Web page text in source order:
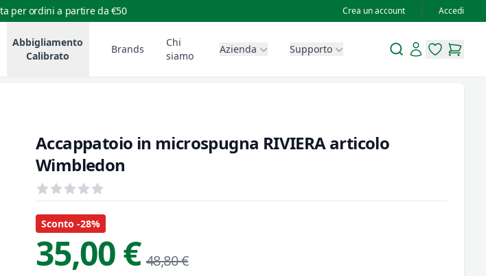
per ordini a partire da €50 Crea un account Accedi
Abbigliamento
Calibrato
Brands
Chi
siamo
Azienda Supporto SearchAccount
items in
items
Accappatoio in microspugna RIVIERA articolo
Wimbledon
Recensioni
out of 5 stars
Informazioni Prodotto
Descrizione riassuntiva
Sconto -28%
35,00 € 48,80 €